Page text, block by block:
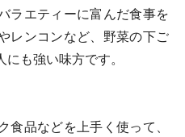
ラエティーに富んだ食事を
レンコンなど、野菜の下ご
も強い味方です。
食品などを上手く使って、